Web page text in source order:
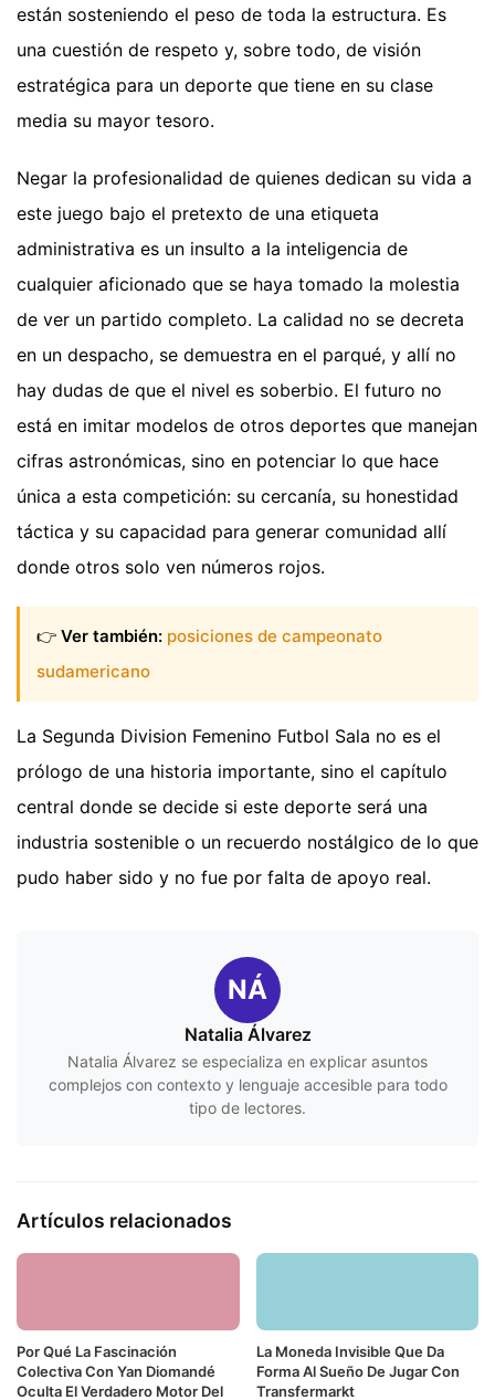
están sosteniendo el peso de toda la estructura. Es
una cuestión de respeto y, sobre todo, de visión
estratégica para un deporte que tiene en su clase
media su mayor tesoro.
Negar la profesionalidad de quienes dedican su vida a
este juego bajo el pretexto de una etiqueta
administrativa es un insulto a la inteligencia de
cualquier aficionado que se haya tomado la molestia
de ver un partido completo. La calidad no se decreta
en un despacho, se demuestra en el parqué, y allí no
hay dudas de que el nivel es soberbio. El futuro no
está en imitar modelos de otros deportes que manejan
cifras astronómicas, sino en potenciar lo que hace
única a esta competición: su cercanía, su honestidad
táctica y su capacidad para generar comunidad allí
donde otros solo ven números rojos.
👉 Ver también: posiciones de campeonato
sudamericano
La Segunda Division Femenino Futbol Sala no es el
prólogo de una historia importante, sino el capítulo
central donde se decide si este deporte será una
industria sostenible o un recuerdo nostálgico de lo que
pudo haber sido y no fue por falta de apoyo real.
NÁ
Natalia Álvarez
Natalia Álvarez se especializa en explicar asuntos
complejos con contexto y lenguaje accesible para todo
tipo de lectores.
Artículos relacionados
Por Qué La Fascinación
Colectiva Con Yan Diomandé
Oculta El Verdadero Motor Del
La Moneda Invisible Que Da
Forma Al Sueño De Jugar Con
Transfermarkt